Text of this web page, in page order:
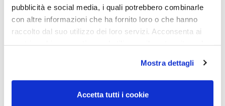
pubblicità e social media, i quali potrebbero combinarle
con altre informazioni che ha fornito loro o che hanno
raccolto dal suo utilizzo dei loro servizi. Acconsenta ai
Mostra dettagli
Accetta tutti i cookie